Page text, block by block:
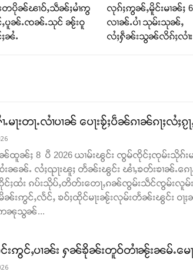
ေပိုၼ်ၽၢဝ်ႇသဵၼ်ႈမၢႆဢွ
ႇပူၼ်ႉၸၼ်ႉသုင် ၼႂ်းဝူ
ႈၼႆႉ
လုၵ်ႈဢွၼ်ႇမိူင်းမၢၼ်ႈ
လၢၼ်ႉပၢႆ သုမ်းသုၼ်ႇ
လႆႈႁဵၼ်းသွၼ်လိၵ်ႈလၢႆး
မႃးတႃႉလၢႆပၢၼ် ​​ပေႃးၶႂ်ႈပဵၼ်ၵၢၼ်ၵႃႈလႆႈ
ၼ်ထူၼ်ႈ 8 ပီ 2026 ယၢမ်းၽွင်း ၸွမ်ၸိုင်ႈၸုမ်းသိုၵ်း
ၼၼ်ႉ လႆႈၺႃးၽူႈ တႅၼ်းၽွင်း ၽၢႆႇၶတ်းၶၢၼ်ႉ​​ၵေႃ
ႈထႆး ၵပ်းသိုပ်ႇတိတ်း​​တေႃႇၵၼ်ၸွမ်းသဵင်ၸွမ်းလူမ်
ၼ်းဢွင်ႇလႅင်ႇ ၶဝ်ႈထိုင်မႃးၼႂ်းလုမ်းတႅၼ်းၽွင်း ဝႃႈ
ဢၼုသွၼ်...
းဢွင်ႇပၢၼ်း ႁၼ်ၶိုၼ်းတူဝ်တၢႆၼႂ်းၼမ်ႉမေႃ